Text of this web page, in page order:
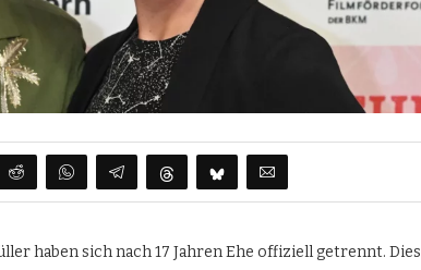
haben sich nach 17 Jahren Ehe offiziell getrennt. Dies